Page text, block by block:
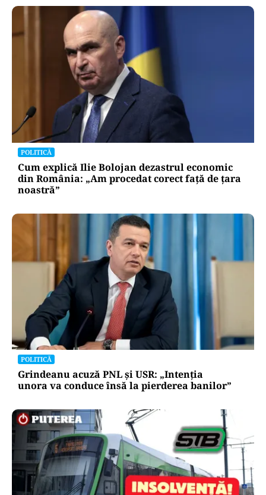
POLITICĂ
Cum explică Ilie Bolojan dezastrul economic
din România: „Am procedat corect față de țara
noastră”
POLITICĂ
Grindeanu acuză PNL și USR: „Intenția
unora va conduce însă la pierderea banilor”